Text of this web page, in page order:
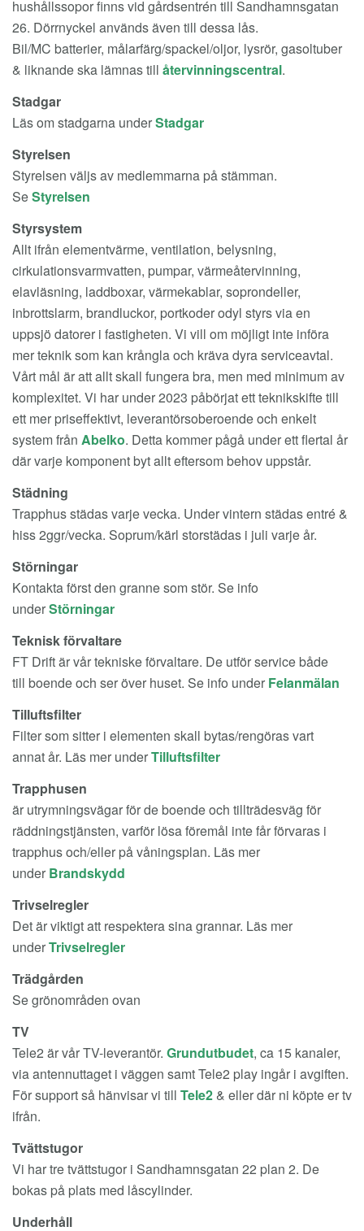
hushållssopor finns vid gårdsentrén till Sandhamnsgatan
26. Dörrnyckel används även till dessa lås.
Bil/MC batterier, målarfärg/spackel/oljor, lysrör, gasoltuber
& liknande ska lämnas till återvinningscentral.
Stadgar
Läs om stadgarna underStadgar
Styrelsen
Styrelsen väljs av medlemmarna på stämman.
SeStyrelsen
Styrsystem
Allt ifrån elementvärme, ventilation, belysning,
cirkulationsvarmvatten, pumpar, värmeåtervinning,
elavläsning, laddboxar, värmekablar, soprondeller,
inbrottslarm, brandluckor, portkoder odyl styrs via en
uppsjö datorer i fastigheten. Vi vill om möjligt inte införa
mer teknik som kan krångla och kräva dyra serviceavtal.
Vårt mål är att allt skall fungera bra, men med minimum av
komplexitet. Vi har under 2023 påbörjat ett teknikskifte till
ett mer priseffektivt, leverantörsoberoende och enkelt
system från Abelko. Detta kommer pågå under ett flertal år
där varje komponent byt allt eftersom behov uppstår.
Städning
Trapphus städas varje vecka. Under vintern städas entré &
hiss 2ggr/vecka. Soprum/kärl storstädas i juli varje år.
Störningar
Kontakta först den granne som stör. Se info
underStörningar
Teknisk förvaltare
FT Drift är vår tekniske förvaltare. De utför service både
till boende och ser över huset. Se info under Felanmälan
Tilluftsfilter
Filter som sitter i elementen skall bytas/rengöras vart
annat år. Läs mer underTilluftsfilter
Trapphusen
är utrymningsvägar för de boende och tillträdesväg för
räddningstjänsten, varför lösa föremål inte får förvaras i
trapphus och/eller på våningsplan. Läs mer
under Brandskydd
Trivselregler
Det är viktigt att respektera sina grannar. Läs mer
underTrivselregler
Trädgården
Se grönområden ovan
TV
Tele2 är vår TV-leverantör. Grundutbudet, ca 15 kanaler,
via antennuttaget i väggen samt Tele2 play ingår i avgiften.
För support så hänvisar vi till Tele2 & eller där ni köpte er tv
ifrån.
Tvättstugor
Vi har tre tvättstugor i Sandhamnsgatan 22 plan 2. De
bokas på plats med låscylinder.
Underhåll